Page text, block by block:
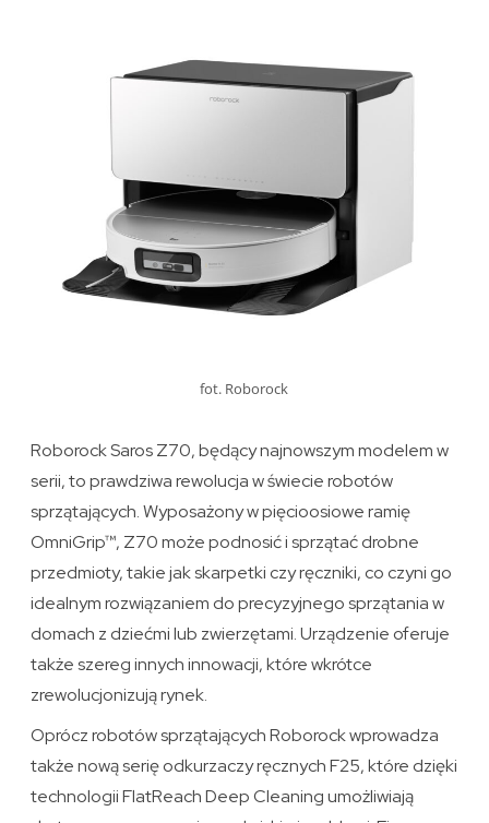
fot. Roborock
Roborock Saros Z70, będący najnowszym modelem w
serii, to prawdziwa rewolucja w świecie robotów
sprzątających. Wyposażony w pięcioosiowe ramię
OmniGrip™, Z70 może podnosić i sprzątać drobne
przedmioty, takie jak skarpetki czy ręczniki, co czyni go
idealnym rozwiązaniem do precyzyjnego sprzątania w
domach z dziećmi lub zwierzętami. Urządzenie oferuje
także szereg innych innowacji, które wkrótce
zrewolucjonizują rynek.
Oprócz robotów sprzątających Roborock wprowadza
także nową serię odkurzaczy ręcznych F25, które dzięki
technologii FlatReach Deep Cleaning umożliwiają